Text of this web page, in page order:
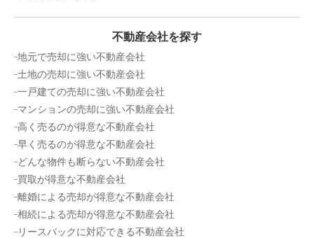
青森県十和田市東二十一番町
2,400万円
青森県十和田市東二十一番町
状態:更地
不動産会社を探す
地元で売却に強い不動産会社
土地の売却に強い不動産会社
一戸建ての売却に強い不動産会社
マンションの売却に強い不動産会社
高く売るのが得意な不動産会社
早く売るのが得意な不動産会社
どんな物件も断らない不動産会社
買取が得意な不動産会社
離婚による売却が得意な不動産会社
相続による売却が得意な不動産会社
リースバックに対応できる不動産会社